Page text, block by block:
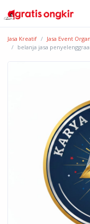
Jasa Kreatif
Jasa Event
belanja jasa